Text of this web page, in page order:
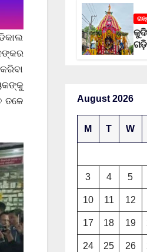
ତଳେ
August 2026
M T W
3 4 5
10 11 12
17 18 19
24 25 26